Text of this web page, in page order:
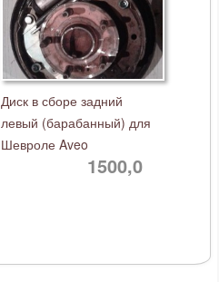
Диск в сборе задний
левый (барабанный) для
Шевроле Aveo
1500,0